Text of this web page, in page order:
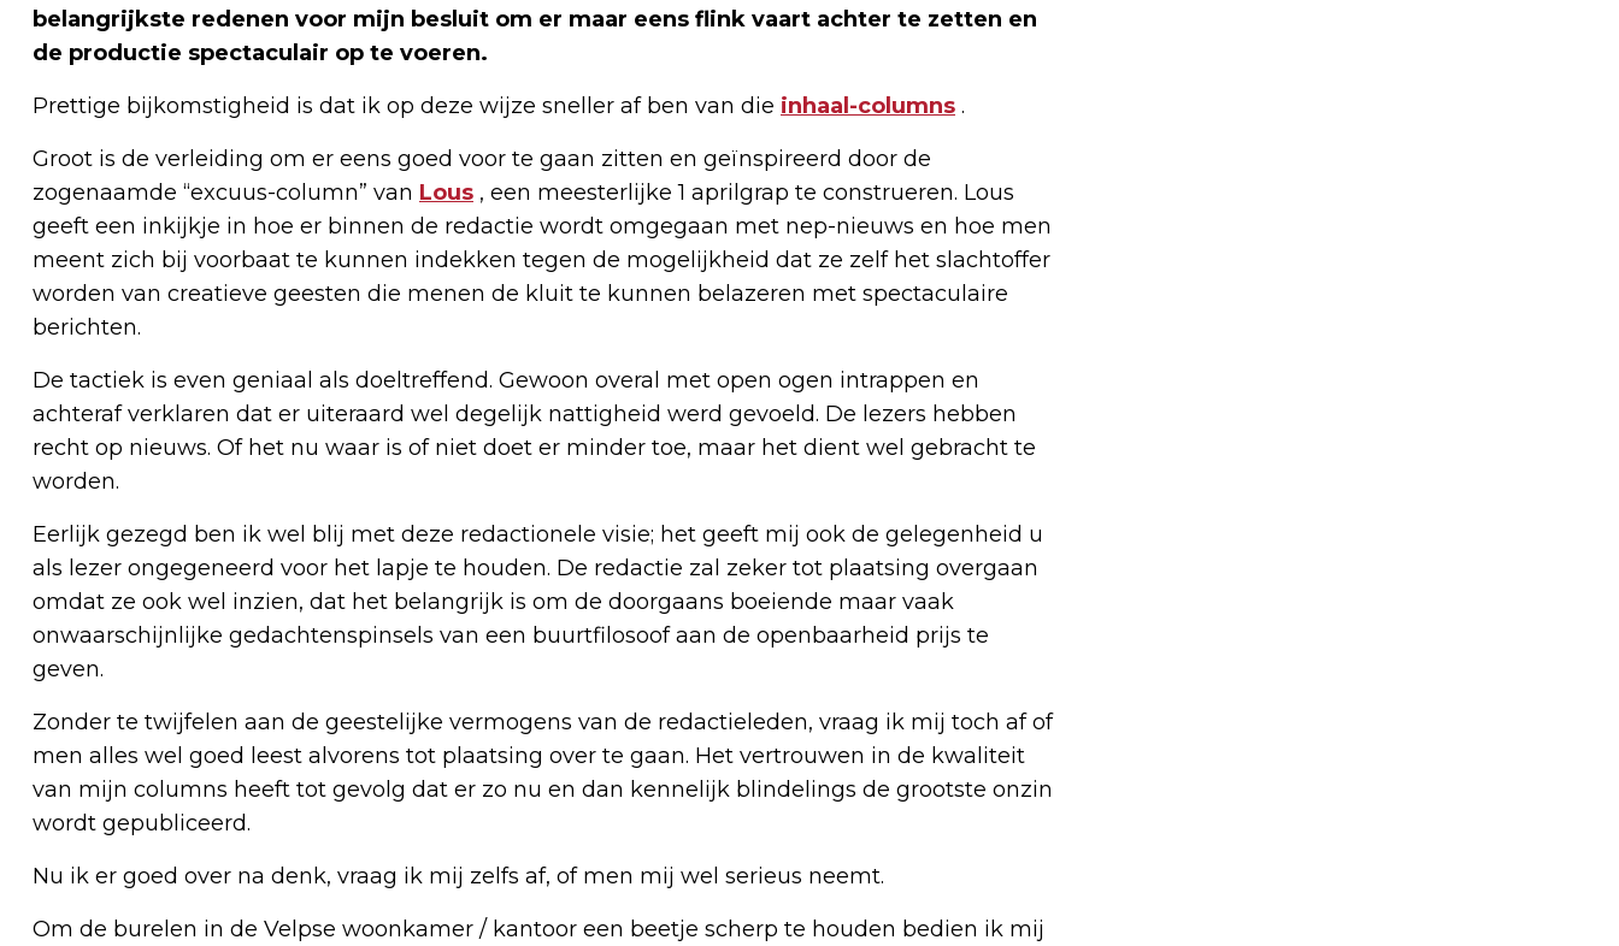
belangrijkste redenen voor mijn besluit om er maar eens flink vaart achter te zetten en
de productie spectaculair op te voeren.
Prettige bijkomstigheid is dat ik op deze wijze sneller af ben van die inhaal-columns .
Groot is de verleiding om er eens goed voor te gaan zitten en geïnspireerd door de
zogenaamde “excuus-column” van Lous , een meesterlijke 1 aprilgrap te construeren. Lous
geeft een inkijkje in hoe er binnen de redactie wordt omgegaan met nep-nieuws en hoe men
meent zich bij voorbaat te kunnen indekken tegen de mogelijkheid dat ze zelf het slachtoffer
worden van creatieve geesten die menen de kluit te kunnen belazeren met spectaculaire
berichten.
De tactiek is even geniaal als doeltreffend. Gewoon overal met open ogen intrappen en
achteraf verklaren dat er uiteraard wel degelijk nattigheid werd gevoeld. De lezers hebben
recht op nieuws. Of het nu waar is of niet doet er minder toe, maar het dient wel gebracht te
worden.
Eerlijk gezegd ben ik wel blij met deze redactionele visie; het geeft mij ook de gelegenheid u
als lezer ongegeneerd voor het lapje te houden. De redactie zal zeker tot plaatsing overgaan
omdat ze ook wel inzien, dat het belangrijk is om de doorgaans boeiende maar vaak
onwaarschijnlijke gedachtenspinsels van een buurtfilosoof aan de openbaarheid prijs te
geven.
Zonder te twijfelen aan de geestelijke vermogens van de redactieleden, vraag ik mij toch af of
men alles wel goed leest alvorens tot plaatsing over te gaan. Het vertrouwen in de kwaliteit
van mijn columns heeft tot gevolg dat er zo nu en dan kennelijk blindelings de grootste onzin
wordt gepubliceerd.
Nu ik er goed over na denk, vraag ik mij zelfs af, of men mij wel serieus neemt.
Om de burelen in de Velpse woonkamer / kantoor een beetje scherp te houden bedien ik mij